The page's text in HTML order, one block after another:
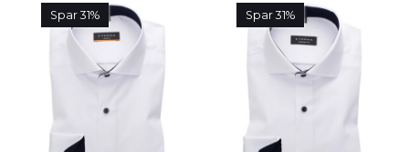
Spar 31% Spar 31%